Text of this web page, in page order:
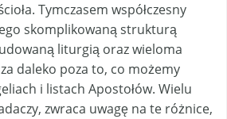
Tymczasem współczesny
skomplikowaną strukturą
liturgią oraz wieloma
daleko poza to, co możemy
i listach Apostołów. Wielu
zwraca uwagę na te różnice,